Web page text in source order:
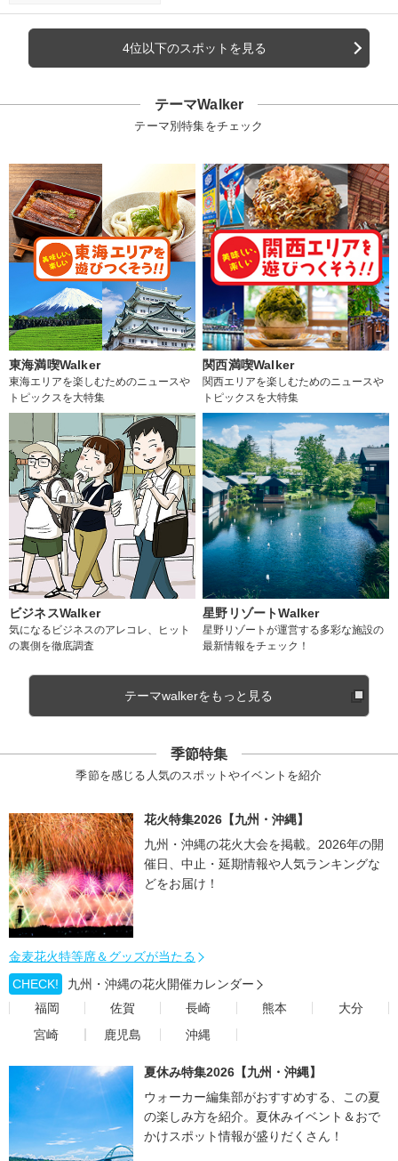
4位以下のスポットを見る
テーマWalker
テーマ別特集をチェック
東海満喫Walker
東海エリアを楽しむためのニュースや
トピックスを大特集
関西満喫Walker
関西エリアを楽しむためのニュースや
トピックスを大特集
ビジネスWalker
気になるビジネスのアレコレ、ヒット
の裏側を徹底調査
星野リゾートWalker
星野リゾートが運営する多彩な施設の
最新情報をチェック！
テーマwalkerをもっと見る
季節特集
季節を感じる人気のスポットやイベントを紹介
花火特集2026【九州・沖縄】
九州・沖縄の花火大会を掲載。2026年の開
催日、中止・延期情報や人気ランキングな
どをお届け！
金麦花火特等席＆グッズが当たる
CHECK!
九州・沖縄の花火開催カレンダー
福岡
佐賀 長崎 熊本
大分
宮崎
鹿児島 沖縄
夏休み特集2026【九州・沖縄】
ウォーカー編集部がおすすめする、この夏
の楽しみ方を紹介。夏休みイベント＆おで
かけスポット情報が盛りだくさん！